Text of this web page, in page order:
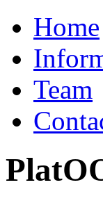
Home
Team